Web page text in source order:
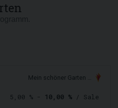
Mein schöner Garten …
5,00 % - 10,00 % / Sale